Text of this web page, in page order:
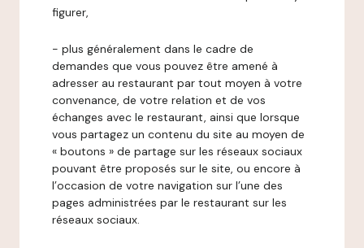
figurer,
- plus généralement dans le cadre de
demandes que vous pouvez être amené à
adresser au restaurant par tout moyen à votre
convenance, de votre relation et de vos
échanges avec le restaurant, ainsi que lorsque
vous partagez un contenu du site au moyen de
« boutons » de partage sur les réseaux sociaux
pouvant être proposés sur le site, ou encore à
l’occasion de votre navigation sur l’une des
pages administrées par le restaurant sur les
réseaux sociaux.